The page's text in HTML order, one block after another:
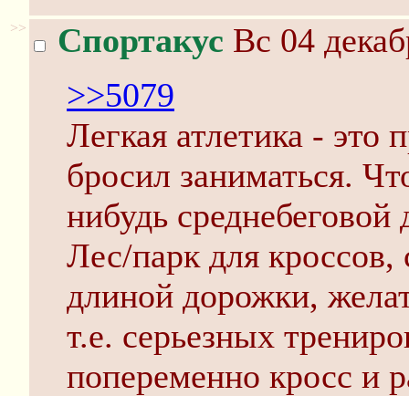
>> Спортакус Вс 04
>>5079
Легкая атлетика - это
бросил заниматься.
нибудь
Лес/парк для кроссов,
длиной дорожки,
т.е. серьезных
попеременно кросс и